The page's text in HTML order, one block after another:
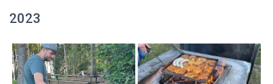
2023